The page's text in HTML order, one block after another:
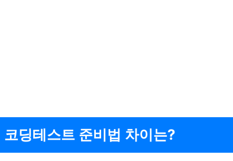
코딩테스트 준비법 차이는?